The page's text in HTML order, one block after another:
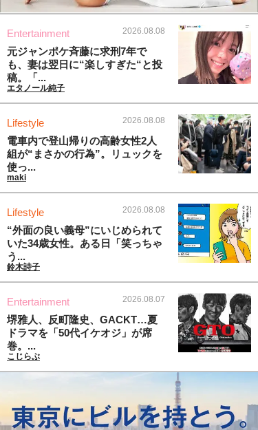
Entertainment 2026.08.08
元ジャンポケ斉藤に求刑7年で
も、妻は翌日に“楽しすぎた“と投
稿。「...
エタノール純子
Lifestyle 2026.08.08
電車内で登山帰りの高齢女性2人
組が“まさかの行為”。リュックを
使っ...
maki
Lifestyle 2026.08.08
“外面の良い義母”にいじめられて
いた34歳女性。ある日「笑っちゃ
う...
鈴木詩子
Entertainment 2026.08.07
堺雅人、反町隆史、GACKT…夏
ドラマを「50代イケオジ」が席
巻。...
こじらぶ